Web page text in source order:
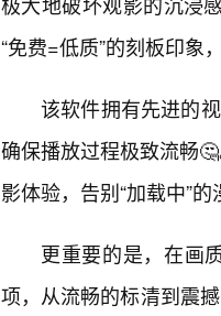
“免费=低质”的刻板印象
该软件拥有先进的
确保播放过程极致流畅
影体验，告别“加载中”的
更重要的是，在画
项，从流畅的标清到震